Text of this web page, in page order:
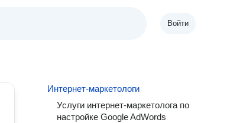
Войти
Интернет-маркетологи
Услуги интернет-маркетолога по
настройке Google AdWords